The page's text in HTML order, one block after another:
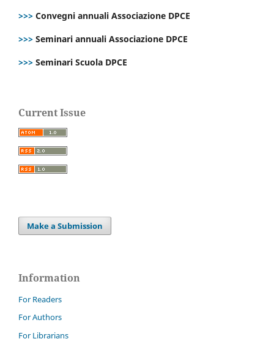
>>> Convegni annuali Associazione DPCE
>>> Seminari annuali Associazione DPCE
>>> Seminari Scuola DPCE
Current Issue
Make a Submission
Information
For Readers
For Authors
For Librarians